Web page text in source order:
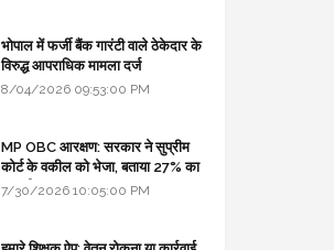
भोपाल में फर्जी बैंक गारंटी वाले ठेकेदार के
विरुद्ध आपराधिक मामला दर्ज
8/04/2026 09:53:00 PM
MP OBC आरक्षण: सरकार ने सुप्रीम
कोर्ट के वकील को भेजा, बताया 27% का
कानूनी आधार
7/30/2026 10:05:00 PM